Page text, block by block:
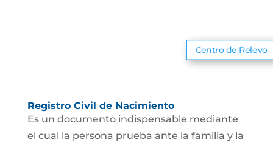
Centro de Relevo
Registro Civil de Nacimiento
Es un documento indispensable mediante
el cual la persona prueba ante la familia y la